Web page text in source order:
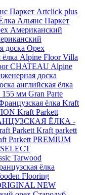
Паркет Artclick plus
Альянс Паркет
Американский
доска Орех
Alpine Floor Villa
CHATEAU Alpine
доска
английская ёлка
155 мм Gran Parte
ёлка Kraft
Kraft Parkett
ЁЛКА -
Parkett Kraft parkett
Parkett PREMIUM
Tarwood
ёлка
Flooring
NEW